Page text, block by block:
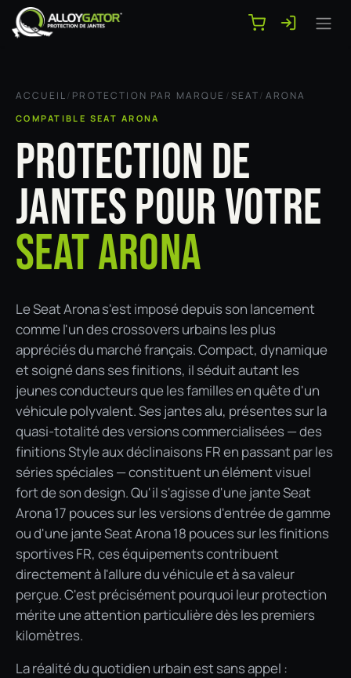
Se rendre au contenu
ACCUEIL/ PROTECTION PAR MARQUE /SEAT/ ARONA
COMPATIBLE SEAT ARONA
PROTECTION DE
JANTES POUR VOTRE
SEAT ARONA
Le Seat Arona s'est imposé depuis son lancement
comme l'un des crossovers urbains les plus
appréciés du marché français. Compact, dynamique
et soigné dans ses finitions, il séduit autant les
jeunes conducteurs que les familles en quête d'un
véhicule polyvalent. Ses jantes alu, présentes sur la
quasi-totalité des versions commercialisées — des
finitions Style aux déclinaisons FR en passant par les
séries spéciales — constituent un élément visuel
fort de son design. Qu'il s'agisse d'une jante Seat
Arona 17 pouces sur les versions d'entrée de gamme
ou d'une jante Seat Arona 18 pouces sur les finitions
sportives FR, ces équipements contribuent
directement à l'allure du véhicule et à sa valeur
perçue. C'est précisément pourquoi leur protection
mérite une attention particulière dès les premiers
kilomètres.
La réalité du quotidien urbain est sans appel :